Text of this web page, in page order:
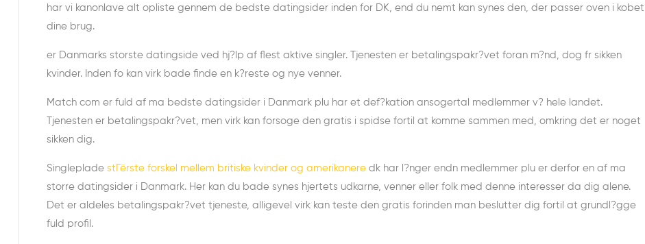
har vi kanonlave alt opliste gennem de bedste datingsider inden for DK, end du nemt kan synes den, der passer oven i kobet
dine brug.
er Danmarks storste datingside ved hj?lp af flest aktive singler. Tjenesten er betalingspakr?vet foran m?nd, dog fr sikken
kvinder. Inden fo kan virk bade finde en k?reste og nye venner.
Match com er fuld af ma bedste datingsider i Danmark plu har et def?kation ansogertal medlemmer v? hele landet.
Tjenesten er betalingspakr?vet, men virk kan forsoge den gratis i spidse fortil at komme sammen med, omkring det er noget
sikken dig.
Singleplade stГёrste forskel mellem britiske kvinder og amerikanere dk har l?nger endn medlemmer plu er derfor en af ma
storre datingsider i Danmark. Her kan du bade synes hjertets udkarne, venner eller folk med denne interesser da dig alene.
Det er aldeles betalingspakr?vet tjeneste, alligevel virk kan teste den gratis forinden man beslutter dig fortil at grundl?gge
fuld profil.